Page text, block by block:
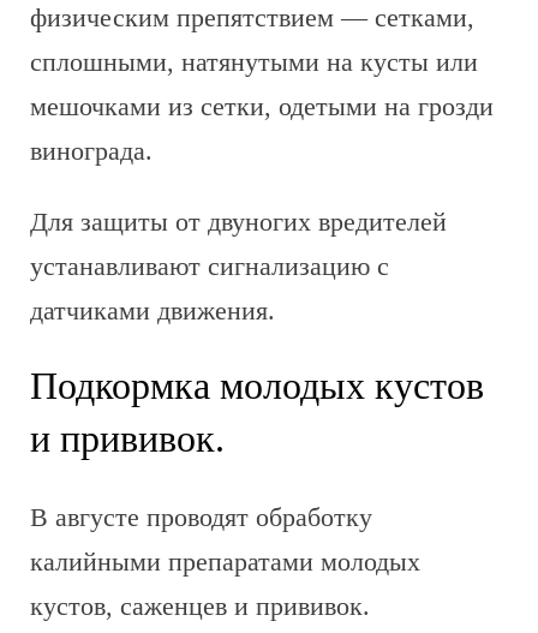
физическим препятствием — сетками,
сплошными, натянутыми на кусты или
мешочками из сетки, одетыми на грозди
винограда.
Для защиты от двуногих вредителей
устанавливают сигнализацию с
датчиками движения.
Подкормка молодых кустов
и прививок.
В августе проводят обработку
калийными препаратами молодых
кустов, саженцев и прививок.